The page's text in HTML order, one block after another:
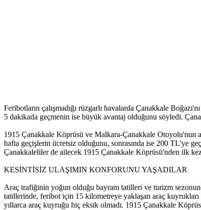
Feribotların çalışmadığı rüzgarlı havalarda Çanakkale
5 dakikada geçmenin ise büyük avantaj olduğunu söyledi.
1915 Çanakkale Köprüsü ve Malkara-Çanakkale Otoyolu'nun
hafta geçişlerin ücretsiz olduğunu, sonrasında ise 200 TL'ye
Çanakkaleliler de ailecek 1915 Çanakkale Köprüsü'nden ilk
KESİNTİSİZ ULAŞIMIN KONFORUNU YAŞADILAR
Araç trafiğinin yoğun olduğu bayram tatilleri ve turizm
tatillerinde, feribot için 15 kilometreye yaklaşan araç
yıllarca araç kuyruğu hiç eksik olmadı. 1915 Çanakkale